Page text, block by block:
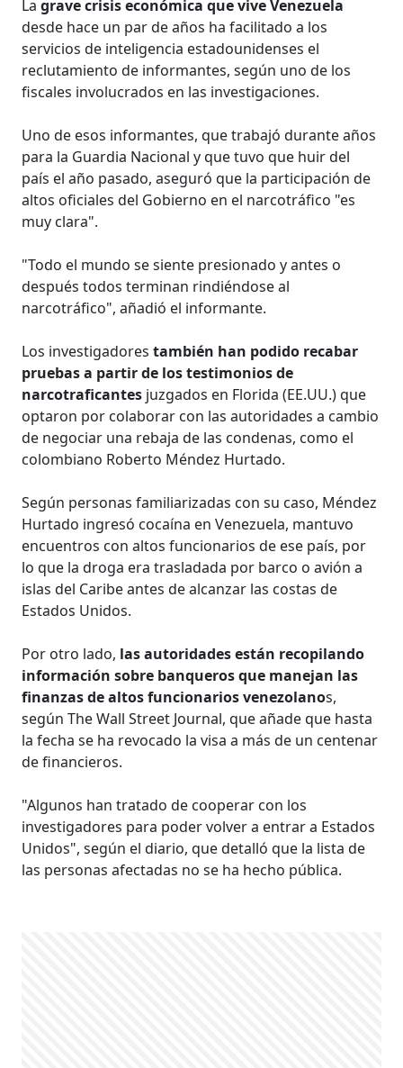
Lagrave crisis económica que vive Venezuela
desde hace un par de años ha facilitado a los
servicios de inteligencia estadounidenses el
reclutamiento de informantes, según uno de los
fiscales involucrados en las investigaciones.
Uno de esos informantes, que trabajó durante años
para la Guardia Nacional y que tuvo que huir del
país el año pasado, aseguró que la participación de
altos oficiales del Gobierno en el narcotráfico "es
muy clara".
"Todo el mundo se siente presionado y antes o
después todos terminan rindiéndose al
narcotráfico", añadió el informante.
Los investigadorestambién han podido recabar
pruebas a partir de los testimonios de
narcotraficantes juzgados en Florida (EE.UU.) que
optaron por colaborar con las autoridades a cambio
de negociar una rebaja de las condenas, como el
colombiano Roberto Méndez Hurtado.
Según personas familiarizadas con su caso, Méndez
Hurtado ingresó cocaína en Venezuela, mantuvo
encuentros con altos funcionarios de ese país, por
lo que la droga era trasladada por barco o avión a
islas del Caribe antes de alcanzar las costas de
Estados Unidos.
Por otro lado, las autoridades están recopilando
información sobre banqueros que manejan las
finanzas de altos funcionarios venezolanos,
según The Wall Street Journal, que añade que hasta
la fecha se ha revocado la visa a más de un centenar
de financieros.
"Algunos han tratado de cooperar con los
investigadores para poder volver a entrar a Estados
Unidos", según el diario, que detalló que la lista de
las personas afectadas no se ha hecho pública.